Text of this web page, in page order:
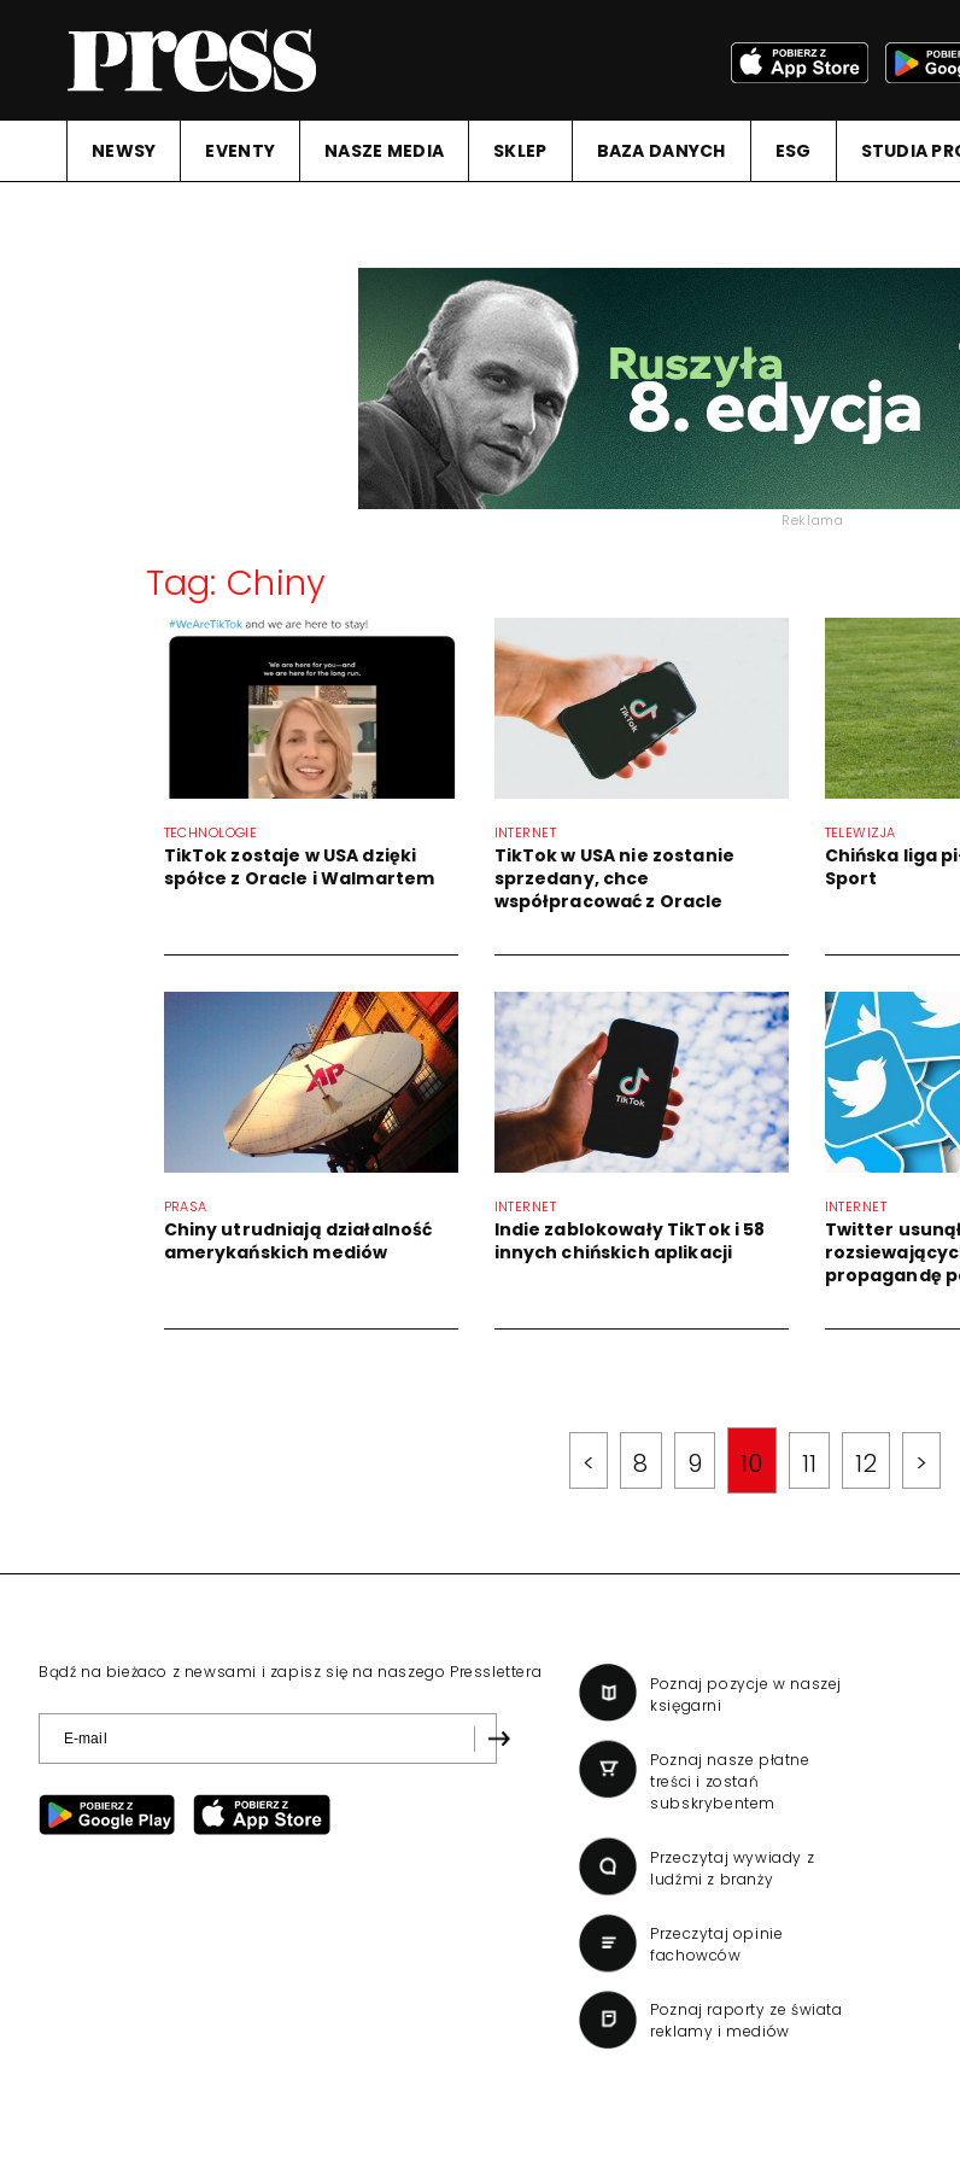
NEWSY EVENTY NASZE MEDIA SKLEP BAZA DANYCH ESG STUDIA
Reklama
Tag: Chiny
TECHNOLOGIE
TikTok zostaje w USA dzięki
spółce z Oracle i Walmartem
INTERNET
TikTok w USA nie zostanie
sprzedany, chce
współpracować z Oracle
TELEWIZJA
Chińska liga
Sport
PRASA
Chiny utrudniają działalność
amerykańskich mediów
INTERNET
Indie zablokowały TikTok i 58
innych chińskich aplikacji
INTERNET
Twitter
propagandę
< 8 9 10 11 12 >
Bądź na bieżaco z newsami i zapisz się na naszego Presslettera
Poznaj pozycje w naszej
księgarni
Poznaj nasze płatne
treści i zostań
subskrybentem
Przeczytaj wywiady z
ludźmi z branży
Przeczytaj opinie
fachowców
Poznaj raporty ze świata
reklamy i mediów